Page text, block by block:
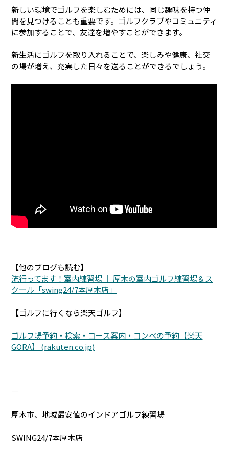
新しい環境でゴルフを楽しむためには、同じ趣味を持つ仲
間を見つけることも重要です。ゴルフクラブやコミュニティ
に参加することで、友達を増やすことができます。
新生活にゴルフを取り入れることで、楽しみや健康、社交
の場が増え、充実した日々を送ることができるでしょう。
【他のブログも読む】
流行ってます！室内練習場 ｜ 厚木の室内ゴルフ練習場＆ス
クール「swing24/7本厚木店」
【ゴルフに行くなら楽天ゴルフ】
ゴルフ場予約・検索・コース案内・コンペの予約【楽天
GORA】 (rakuten.co.jp)
―――――――――――――――――――――――――
厚木市、地域最安値のインドアゴルフ練習場
SWING24/7本厚木店